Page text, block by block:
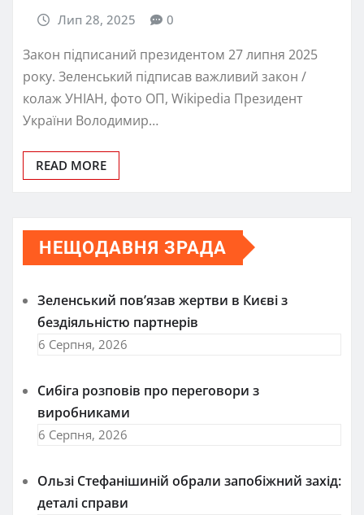
Лип 28, 2025 0
Закон підписаний президентом 27 липня 2025
року. Зеленський підписав важливий закон /
колаж УНІАН, фото ОП, Wikipedia Президент
України Володимир…
READ MORE
НЕЩОДАВНЯ ЗРАДА
Зеленський пов’язав жертви в Києві з
бездіяльністю партнерів
6 Серпня, 2026
Сибіга розповів про переговори з
виробниками
6 Серпня, 2026
Ользі Стефанішиній обрали запобіжний захід:
деталі справи